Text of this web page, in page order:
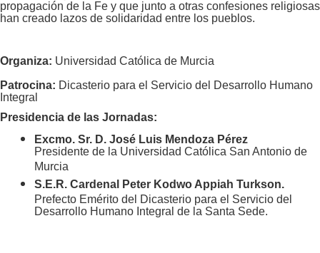
propagación de la Fe y que junto a otras confesiones religiosas
han creado lazos de solidaridad entre los pueblos.
Organiza: Universidad Católica de Murcia
Patrocina: Dicasterio para el Servicio del Desarrollo Humano
Integral
Presidencia de las Jornadas:
Excmo. Sr. D. José Luis Mendoza Pérez
Presidente de la Universidad Católica San Antonio de
Murcia
S.E.R. Cardenal Peter Kodwo Appiah Turkson.
Prefecto Emérito del Dicasterio para el Servicio del
Desarrollo Humano Integral de la Santa Sede.